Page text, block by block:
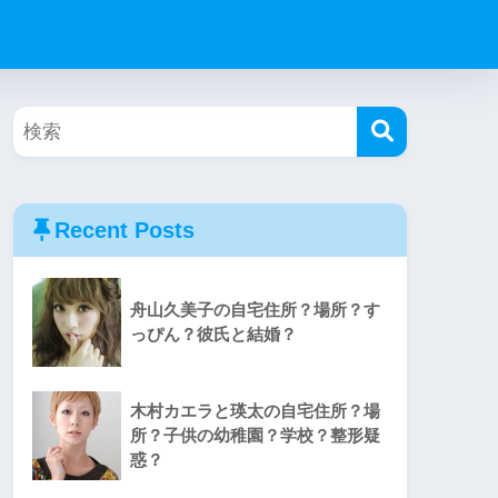
Recent Posts
舟山久美子の自宅住所？場所？す
っぴん？彼氏と結婚？
木村カエラと瑛太の自宅住所？場
所？子供の幼稚園？学校？整形疑
惑？